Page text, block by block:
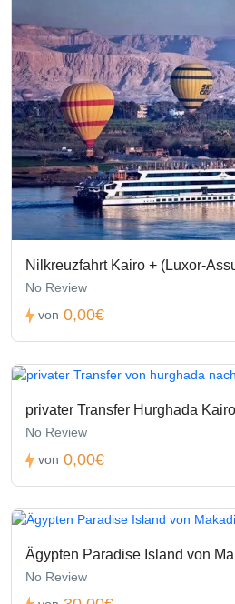
Nilkreuzfahrt Kairo + (Luxor-
No Review
von 0,00€
privater Transfer Hurghada
No Review
von 0,00€
Ägypten Paradise Island von
No Review